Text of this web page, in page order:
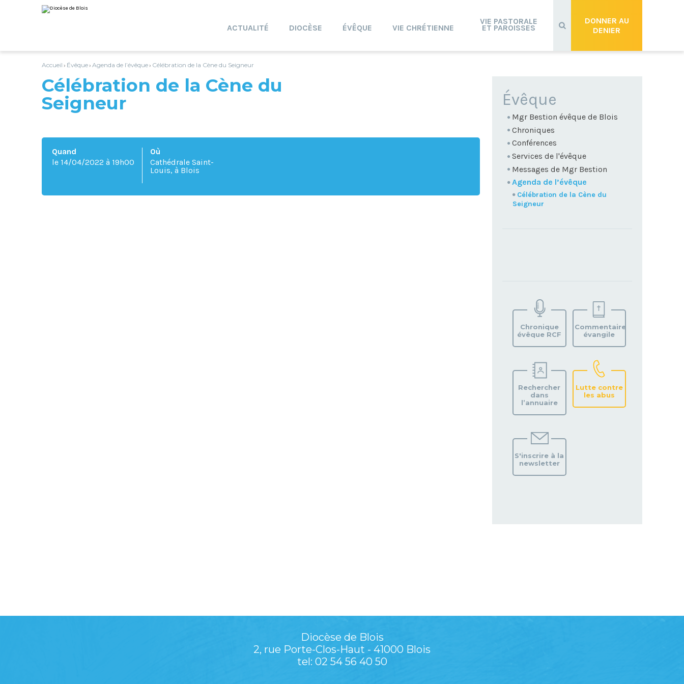
au
contenu.
personnels
DONNER AU
DENIER
ACTUALITÉ DIOCÈSE ÉVÊQUE VIE CHRÉTIENNE
VIE PASTORALE
ET PAROISSES
Accueil › Évêque› Agenda de l’évêque› Célébration de la Cène du Seigneur
Célébration de la Cène du
Seigneur
Quand
le 14/04/2022 à 19h00
Où
Cathédrale Saint-
Louis, à Blois
NAVIGATION
Évêque
Mgr Bestion évêque de Blois
Chroniques
Conférences
Services de l'évêque
Messages de Mgr Bestion
Agenda de l’évêque
Célébration de la Cène du
Seigneur
VOTRE
PAROISSE
Chronique
évêque RCF
Commentaire
évangile
Rechercher
dans
l’annuaire
Lutte contre
les abus
S'inscrire à la
newsletter
Diocèse de Blois
2, rue Porte-Clos-Haut - 41000 Blois
tel: 02 54 56 40 50